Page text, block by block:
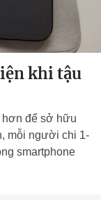
khi tậu
hơn để sở hữu
mỗi người chi 1-
smartphone